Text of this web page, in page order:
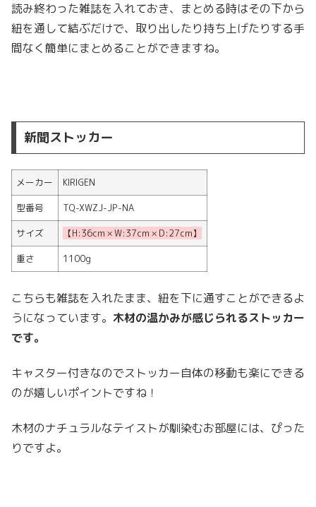
読み終わった雑誌を入れておき、まとめる時はその下から
紐を通して結ぶだけで、取り出したり持ち上げたりする手
間なく簡単にまとめることができますね。
新聞ストッカー
メーカー
KIRIGEN
型番号
TQ-XWZJ-JP-NA
サイズ
【H:36cm × W:37cm × D:27cm】
重さ
1100g
こちらも雑誌を入れたまま、紐を下に通すことができるよ
うになっています。 木材の温かみが感じられるストッカー
です。
キャスター付きなのでストッカー自体の移動も楽にできる
のが嬉しいポイントですね！
木材のナチュラルなテイストが馴染むお部屋には、ぴった
りですよ。